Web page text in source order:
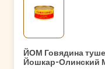
ЙОМ Говядина
Йошкар-Олинский